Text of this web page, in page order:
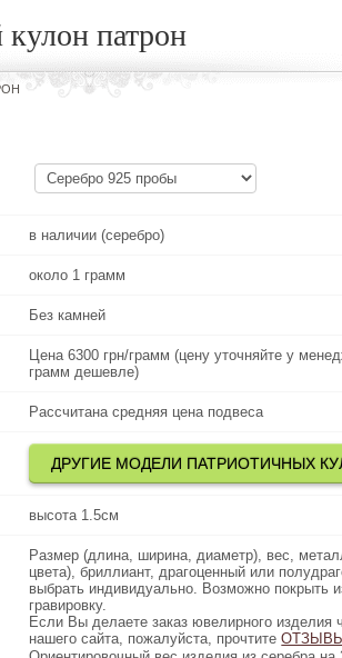
патрон
в наличии (серебро)
около 1 грамм
Без камней
Цена 6300 грн/грамм (цену уточняйте у
грамм дешевле)
Рассчитана средняя цена подвеса
ДРУГИЕ МОДЕЛИ ПАТРИОТИЧНЫХ
высота 1.5см
Размер (длина, ширина, диаметр), вес,
цвета), бриллиант, драгоценный или
выбрать индивидуально. Возможно покрыть
гравировку.
Если Вы делаете заказ ювелирного изделия
нашего сайта, пожалуйста, прочтите
грамм (цену уточняйте у менеджера по
ДРУГИЕ
ширина, диаметр), вес, металл (серебро,
драгоценный или полудрагоценный
выбрать
РОДИЕМ
или
ПОЗОЛОТОЙ
сделать
заказ ювелирного изделия через Интернет
ОТЗЫВЫ